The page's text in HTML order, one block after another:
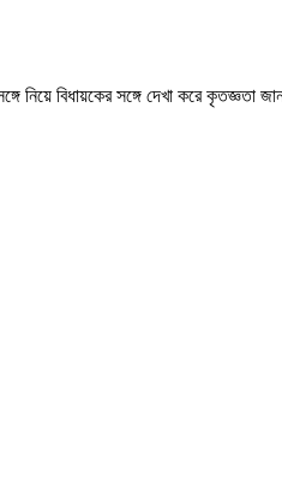
বিধায়কের সঙ্গে দেখা করে কৃতজ্ঞতা